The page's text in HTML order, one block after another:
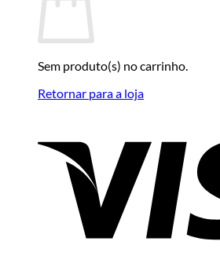
Sem produto(s) no carrinho.
Retornar para a loja